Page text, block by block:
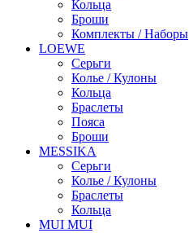
Кольца
Броши
Комплекты / Наборы
LOEWE
Серьги
Колье / Кулоны
Кольца
Браслеты
Пояса
Броши
MESSIKA
Серьги
Колье / Кулоны
Браслеты
Кольца
MUI MUI